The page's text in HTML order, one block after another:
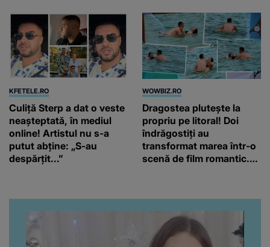
KFETELE.RO
Culiță Sterp a dat o veste
neașteptată, în mediul
online! Artistul nu s-a
putut abține: „S-au
despărțit...”
WOWBIZ.RO
Dragostea plutește la
propriu pe litoral! Doi
îndrăgostiți au
transformat marea într-o
scenă de film romantic.